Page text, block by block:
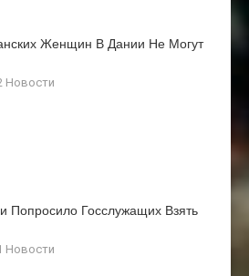
Женщин В Дании Не Могут
Новости
Попросило Госслужащих Взять
Новости